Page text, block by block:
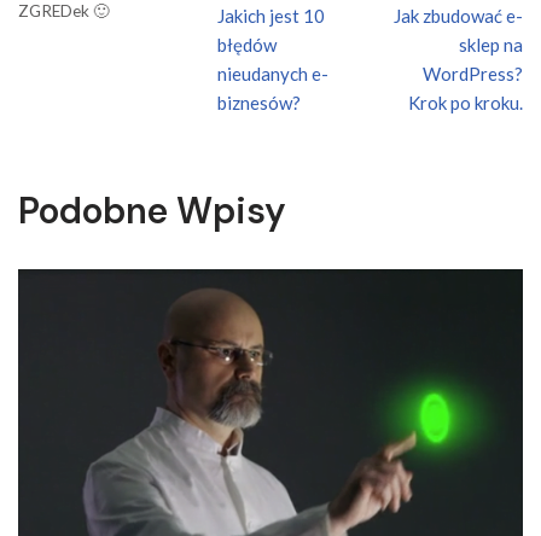
ZGREDek 🙂
Jakich jest 10
błędów
nieudanych e-
biznesów?
Jak zbudować e-
sklep na
WordPress?
Krok po kroku.
Podobne Wpisy